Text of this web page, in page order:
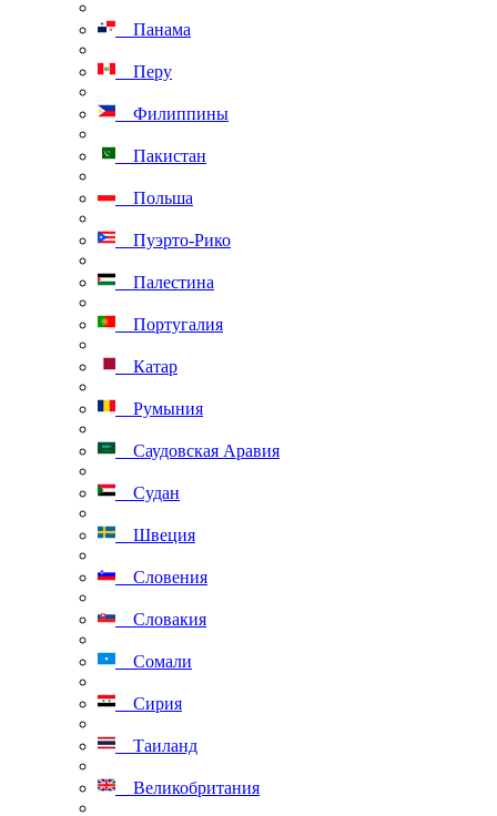
Панама
Перу
Филиппины
Пакистан
Польша
Пуэрто-Рико
Палестина
Португалия
Катар
Румыния
Саудовская Аравия
Судан
Швеция
Словения
Словакия
Сомали
Сирия
Таиланд
Великобритания